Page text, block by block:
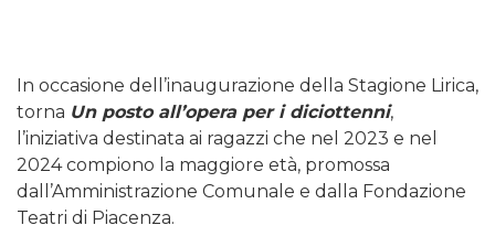
In occasione dell’inaugurazione della Stagione Lirica,
torna Un posto all’opera per i diciottenni,
l’iniziativa destinata ai ragazzi che nel 2023 e nel
2024 compiono la maggiore età, promossa
dall’Amministrazione Comunale e dalla Fondazione
Teatri di Piacenza.